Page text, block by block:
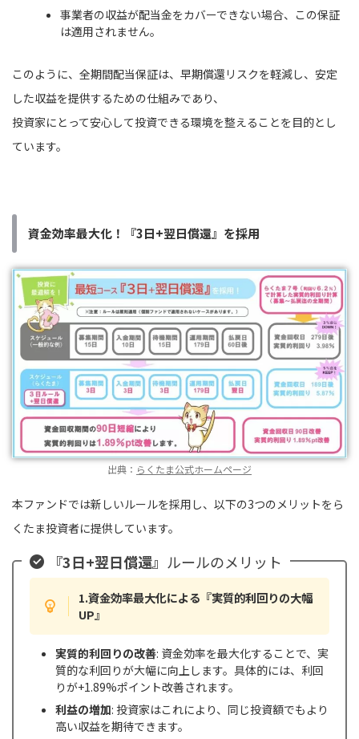
事業者の収益が配当金をカバーできない場合、この保証
は適用されません。
このように、全期間配当保証は、早期償還リスクを軽減し、安定
した収益を提供するための仕組みであり、
投資家にとって安心して投資できる環境を整えることを目的とし
ています。
資金効率最大化！『3日+翌日償還』を採用
出典： らくたま公式ホームページ
本ファンドでは新しいルールを採用し、以下の3つのメリットをら
くたま投資者に提供しています。
『3日+翌日償還』 ルールのメリット
1.資金効率最大化による『実質的利回りの大幅
UP』
実質的利回りの改善: 資金効率を最大化することで、実
質的な利回りが大幅に向上します。具体的には、利回
りが+1.89%ポイント改善されます。
利益の増加: 投資家はこれにより、同じ投資額でもより
高い収益を期待できます。